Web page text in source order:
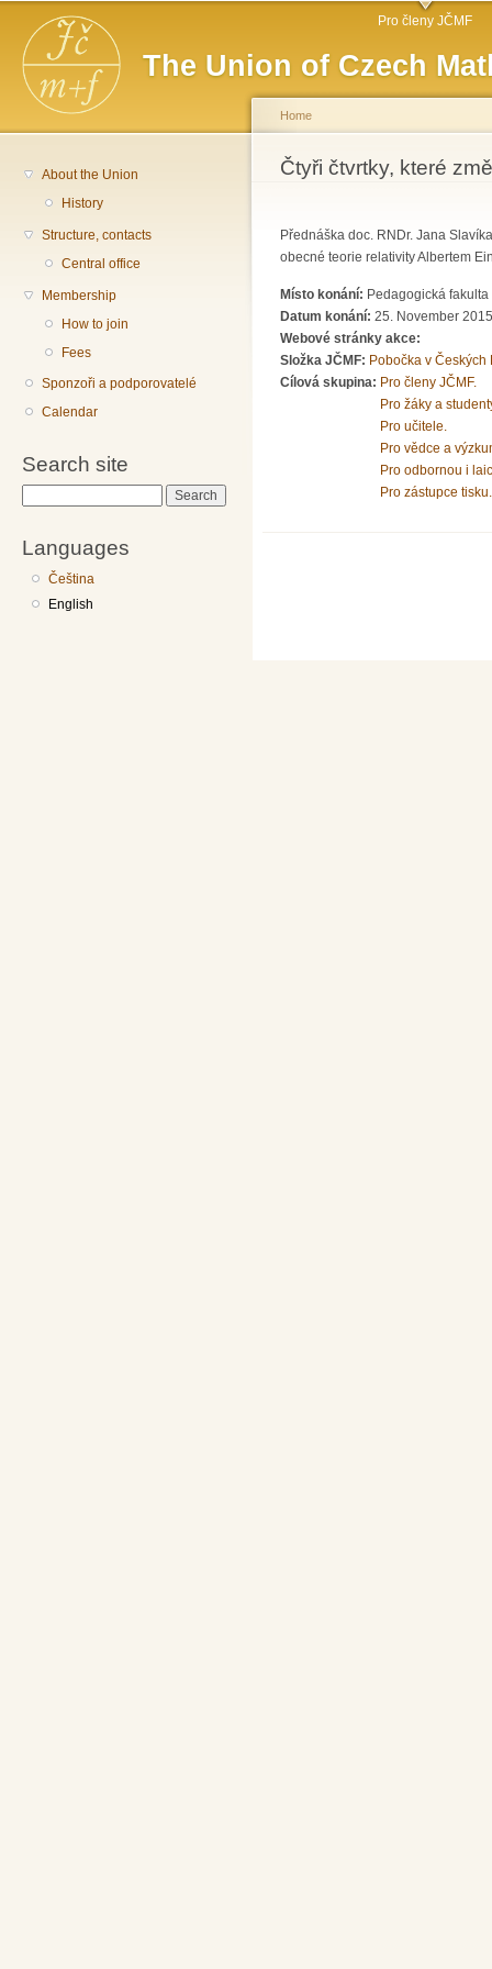
The Union of Czech
Main menu Pro členy JČMF
About the Union
History
Structure, contacts
Central office
Membership
How to join
Fees
Sponzoři a podporovatelé
Calendar
Search site
Languages
Čeština
English
You are here
Home
Čtyři čtvrtky, které
Přednáška doc. RNDr. Jana
obecné teorie relativity Albertem
Místo konání: Pedagogická
Datum konání: 25. November
Webové stránky akce:
Složka JČMF: Pobočka v
Cílová skupina: Pro členy JČMF.
Pro žáky a
Pro učitele.
Pro vědce a
Pro odbornou i
Pro zástupce tisku.